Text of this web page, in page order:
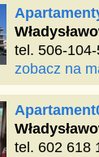
tel. 506-
zobacz na
tel. 602 618